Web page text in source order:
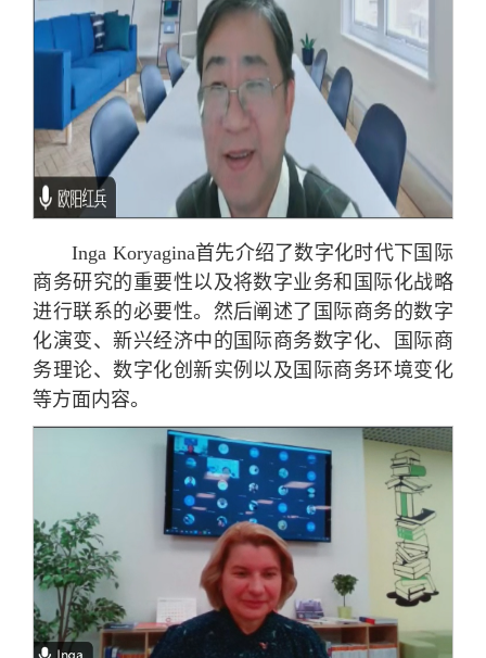
Inga Koryagina首先介绍了数字化时代下国际
商务研究的重要性以及将数字业务和国际化战略
进行联系的必要性。然后阐述了国际商务的数字
化演变、新兴经济中的国际商务数字化、国际商
务理论、数字化创新实例以及国际商务环境变化
等方面内容。